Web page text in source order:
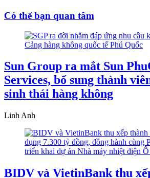
Có thể bạn quan tâm
Sun Group ra mắt Sun
Services, bổ sung thành
sinh thái hàng không
Linh Anh
BIDV và VietinBank thu